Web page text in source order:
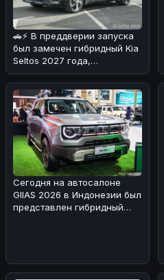
🚗⚡ В преддверии запуска
был замечен гибридный Kia
Seltos 2027 года,
проходящий испытания в
Альпах!
Сегодня на автосалоне
GIIAS 2026 в Индонезии был
представлен гибридный